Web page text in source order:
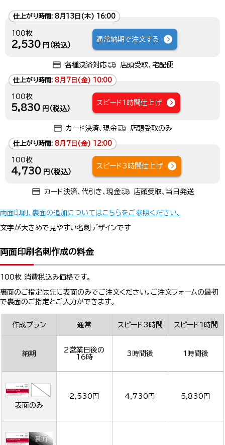
仕上がり時間: 8月13日(木) 16:00
100枚
2,530 円（税込）
通常納期で注文する
各種決済対応 店頭受取、宅配便
仕上がり時間: 8月7日(金) 10:00
100枚
5,830 円（税込）
スピード1時間仕上げ
カード決済、現金 店頭受取のみ
仕上がり時間: 8月7日(金) 12:00
100枚
4,730 円（税込）
スピード3時間仕上げ
カード決済、代引き、現金 店頭受取、当日発送
両面印刷、裏面の追加についてはこちらをご参照ください。
文字が大きめで見やすい名刺デザインです
両面印刷名刺作成の料金
100枚 消費税込み価格です。
裏面のご指定は先に表面のみでご注文ください。ご注文フォームの最初
で裏面のご指定とご入力ができます。
作成プラン 通常 スピード3時間 スピード1時間
納期
2営業日後の
16時
3時間後 1時間後
表面のみ
2,530円 4,730円 5,830円